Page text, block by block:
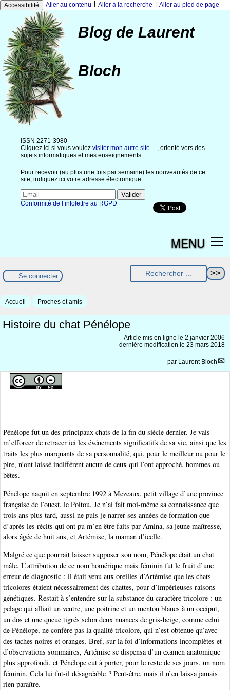
Accessibilité Aller au contenu Aller à la recherche Aller au pied de page
Blog de Laurent
Bloch
ISSN 2271-3980
Cliquez ici si vous voulez visiter mon autre site
, orienté vers des
sujets informatiques et mes enseignements.
Pour recevoir (au plus une fois par semaine) les nouveautés de ce
site, indiquez ici votre adresse électronique :
Conformité de l’infolettre au RGPD
MENU
Se connecter
Accueil Proches et amis
Histoire du chat Pénélope
Article mis en ligne le 2 janvier 2006
dernière modification le 23 mars 2018
par Laurent Bloch
Pénélope fut un des principaux chats de la fin du siècle dernier. Je vais
m’efforcer de retracer ici les événements significatifs de sa vie, ainsi que les
traits les plus marquants de sa personnalité, qui, pour le meilleur ou pour le
pire, n’ont laissé indifférent aucun de ceux qui l’ont approché, hommes ou
bêtes.
Pénélope naquit en septembre 1992 à Mezeaux, petit village d’une province
française de l’ouest, le Poitou. Je n’ai fait moi-même sa connaissance que
trois ans plus tard, aussi ne puis-je narrer ses années de formation que
d’après les récits qui ont pu m’en être faits par Amina, sa jeune maîtresse,
alors âgée de huit ans, et Artémise, la maman d’icelle.
Malgré ce que pourrait laisser supposer son nom, Pénélope était un chat
mâle. L’attribution de ce nom homérique mais féminin fut le fruit d’une
erreur de diagnostic : il était venu aux oreilles d’Artémise que les chats
tricolores étaient nécessairement des chattes, pour d’impérieuses raisons
génétiques. Restait à s’entendre sur la substance du caractère tricolore : un
pelage qui alliait un ventre, une poitrine et un menton blancs à un occiput,
un dos et une queue tigrés selon deux nuances de gris-beige, comme celui
de Pénélope, ne confère pas la qualité tricolore, qui n’est obtenue qu’avec
des taches noires et oranges. Bref, sur la foi d’informations incomplètes et
d’observations sommaires, Artémise se dispensa d’un examen anatomique
plus approfondi, et Pénélope eut à porter, pour le reste de ses jours, un nom
féminin. Cela lui fut-il désagréable ? Peut-être, mais il n’en laissa jamais
rien paraître.